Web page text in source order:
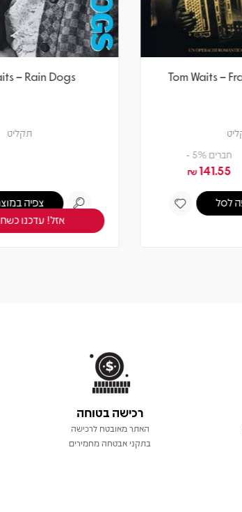
Tom Waits – Rain Dogs
צפיה במוצר
אזל! עדכנו כשחוזר
Heart
רכישה בטוחה
האתר מאובטח לרכישה
בתקני אבטחה מחמירים